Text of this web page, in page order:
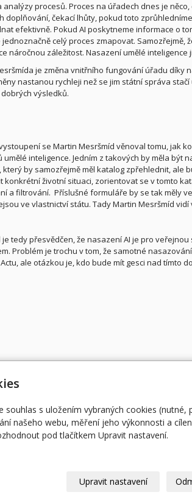
analýzy procesů. Proces na úřadech dnes je
doplňování, čekací lhůty, pokud toto
efektivně. Pokud AI poskytneme informace o
celý proces zmapovat.
náročnou záležitost. Nasazení umělé inteligence
je změna vnitřního fungování úřadu díky
nastanou rychleji než se jim státní správa
výsledků.
se Martin Mesršmíd věnoval tomu, jak
inteligence. Jedním z takových by měla být
který by samozřejmě měl katalog zpřehlednit, ale
konkrétní životní situaci, zorientovat se v tomto
a filtrování. Příslušné formuláře by se tak měly
ve vlastnictví státu. Tady Martin Mesršmíd
tedy přesvědčen, že nasazení AI je pro
Problém je trochu v tom, že samotné
ale otázkou je, kdo bude mít gesci nad tímto
STUDIO
JIHLAVA
eOSOBNOST
s uložením vybraných cookies
našeho webu, měření jeho výkonnosti a
pod tlačítkem Upravit nastavení.
Upravit nastavení